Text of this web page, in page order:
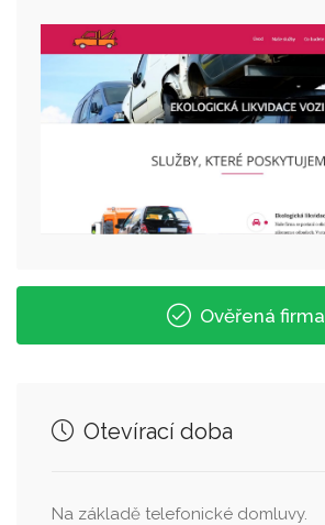
Ověřená firma
Otevírací doba
Na základě telefonické domluvy.